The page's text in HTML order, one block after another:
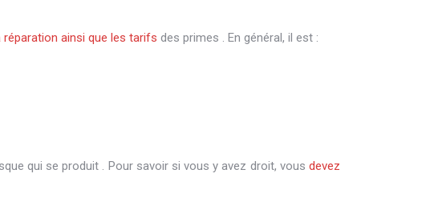
réparation ainsi que les tarifs des primes . En général, il est :
qui se produit . Pour savoir si vous y avez droit, vous devez